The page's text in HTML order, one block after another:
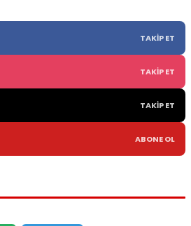
TAKIP ET
TAKIP ET
TAKIP ET
ABONE OL